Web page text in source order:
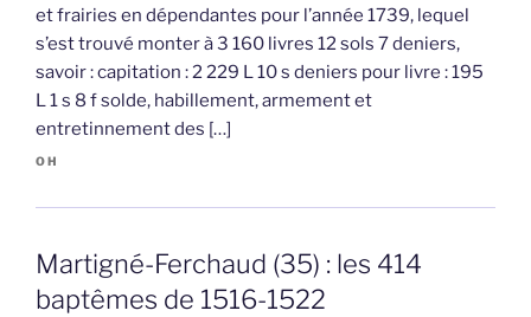
et frairies en dépendantes pour l’année 1739, lequel
s’est trouvé monter à 3 160 livres 12 sols 7 deniers,
savoir : capitation : 2 229 L 10 s deniers pour livre : 195
L 1 s 8 f solde, habillement, armement et
entretinnement des […]
OH
Martigné-Ferchaud (35) : les 414
baptêmes de 1516-1522